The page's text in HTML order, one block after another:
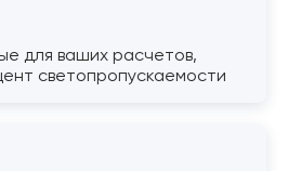
для ваших расчетов,
светопропускаемости